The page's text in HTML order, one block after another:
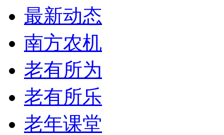
最新动态
南方农机
老有所为
老有所乐
老年课堂